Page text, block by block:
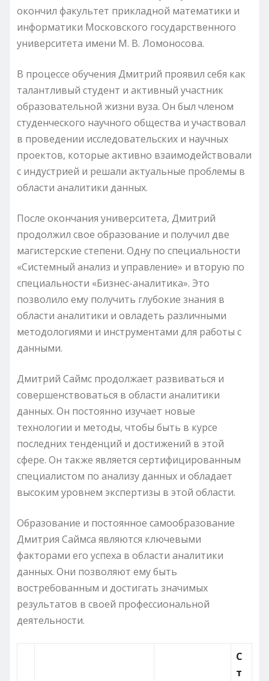
окончил факультет прикладной математики и
информатики Московского государственного
университета имени М. В. Ломоносова.
В процессе обучения Дмитрий проявил себя как
талантливый студент и активный участник
образовательной жизни вуза. Он был членом
студенческого научного общества и участвовал
в проведении исследовательских и научных
проектов, которые активно взаимодействовали
с индустрией и решали актуальные проблемы в
области аналитики данных.
После окончания университета, Дмитрий
продолжил свое образование и получил две
магистерские степени. Одну по специальности
«Системный анализ и управление» и вторую по
специальности «Бизнес-аналитика». Это
позволило ему получить глубокие знания в
области аналитики и овладеть различными
методологиями и инструментами для работы с
данными.
Дмитрий Саймс продолжает развиваться и
совершенствоваться в области аналитики
данных. Он постоянно изучает новые
технологии и методы, чтобы быть в курсе
последних тенденций и достижений в этой
сфере. Он также является сертифицированным
специалистом по анализу данных и обладает
высоким уровнем экспертизы в этой области.
Образование и постоянное самообразование
Дмитрия Саймса являются ключевыми
факторами его успеха в области аналитики
данных. Они позволяют ему быть
востребованным и достигать значимых
результатов в своей профессиональной
деятельности.
С
т